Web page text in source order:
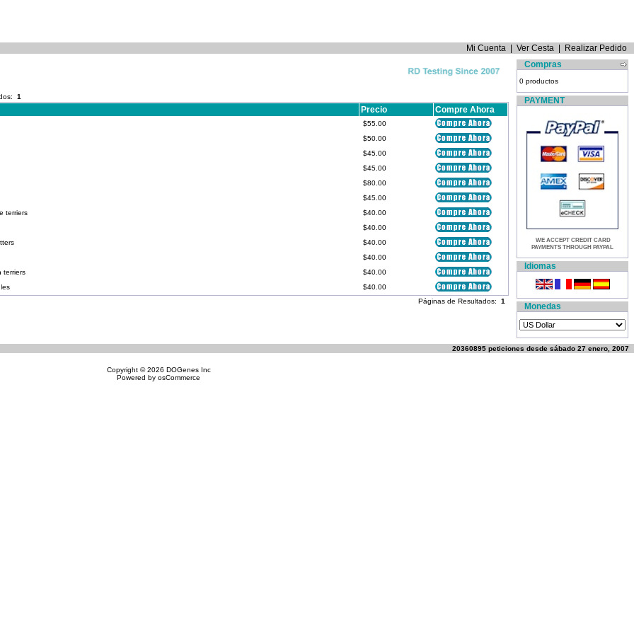
Mi Cuenta Ver Cesta
Realizar Pedido
1
Precio Compre Ahora
$55.00
$50.00
$45.00
$45.00
$80.00
$45.00
terriers
$40.00
$40.00
$40.00
$40.00
terriers
$40.00
$40.00
Páginas de Resultados: 1
Compras
0 productos
PAYMENT
WE ACCEPT CREDIT CARD
PAYMENTS THROUGH PAYPAL
Idiomas
Monedas
20360895 peticiones desde sábado 27 enero, 2007
Copyright © 2026 DOGenes Inc
Powered by osCommerce